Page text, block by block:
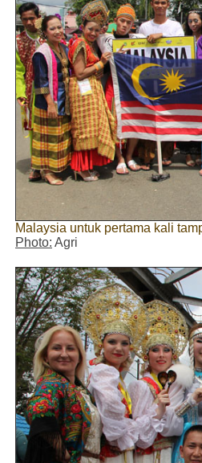
Malaysia untuk pertama kali
Photo: Agri